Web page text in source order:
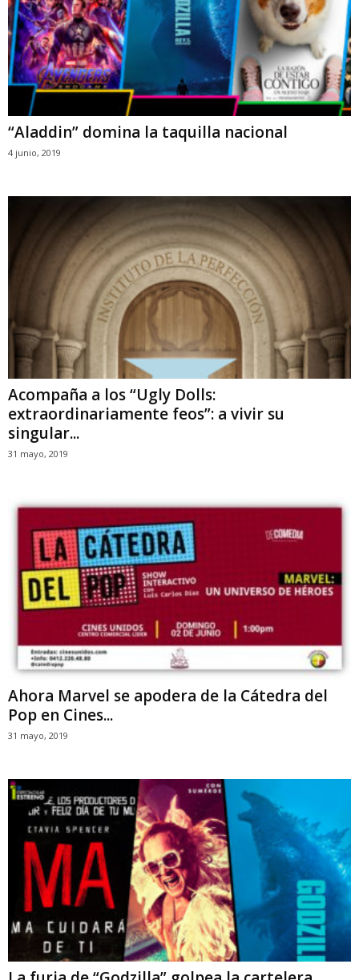
“Aladdin” domina la taquilla nacional
4 junio, 2019
Acompaña a los “Ugly Dolls:
extraordinariamente feos”: a vivir su
singular...
31 mayo, 2019
Ahora Marvel se apodera de la Cátedra del
Pop en Cines...
31 mayo, 2019